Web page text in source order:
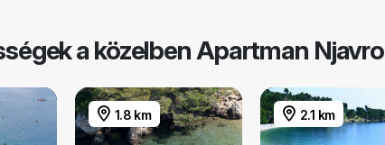
a közelben Apartman Njavro
1.8 km 2.1 km